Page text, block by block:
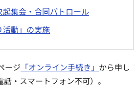
集会・合同パトロール
活動」の実施
ージ 「オンライン手続き」 から申し
話・スマートフォン不可）。